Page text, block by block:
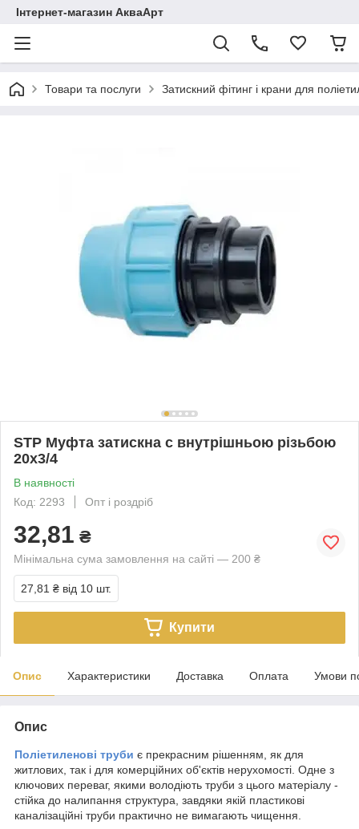
Інтернет-магазин АкваАрт
Товари та послуги Затискний фітинг і крани для
STP Муфта затискна c внутрішньою різьбою
20х3/4
В наявності
Код: 2293
Опт і роздріб
32,81 ₴
Мінімальна сума замовлення на сайті — 200 ₴
27,81 ₴ від 10 шт.
Купити
Опис Характеристики Доставка Оплата Умови
Опис
Поліетиленові труби є прекрасним рішенням, як для
житлових, так і для комерційних об'єктів нерухомості. Одне з
ключових переваг, якими володіють труби з цього матеріалу -
стійка до налипання структура, завдяки якій пластикові
каналізаційні труби практично не вимагають чищення.